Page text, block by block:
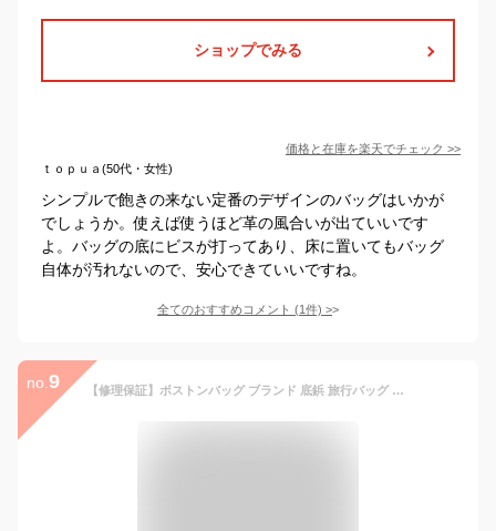
ショップでみる
価格と在庫を楽天でチェック >>
ｔｏｐｕａ(50代・女性)
シンプルで飽きの来ない定番のデザインのバッグはいかが
でしょうか。使えば使うほど革の風合いが出ていいです
よ。バッグの底にビスが打ってあり、床に置いてもバッグ
自体が汚れないので、安心できていいですね。
全てのおすすめコメント (1件) >
no. 9 【修理保証】ボストンバッグ ブランド 底鋲 旅行バッグ 軽量 レディース 革 日本製 本革 職人 バッグ 2way レザー 送料無料 出張 旅 軽い ビジネス 女性 ボストン 1泊 2泊 大容量 ショルダー 皮 ビジネスバッグ 牛革 LIME ライム L1802 キャメル